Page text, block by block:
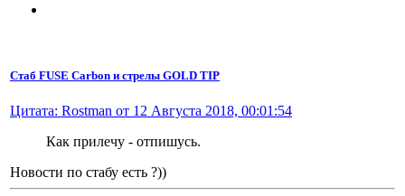
Стаб FUSE Carbon и стрелы GOLD TIP
Цитата: Rostman от 12 Августа 2018, 00:01:54
Как прилечу - отпишусь.
Новости по стабу есть ?))